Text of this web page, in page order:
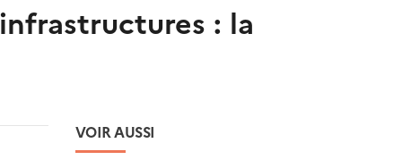
: la
VOIR AUSSI